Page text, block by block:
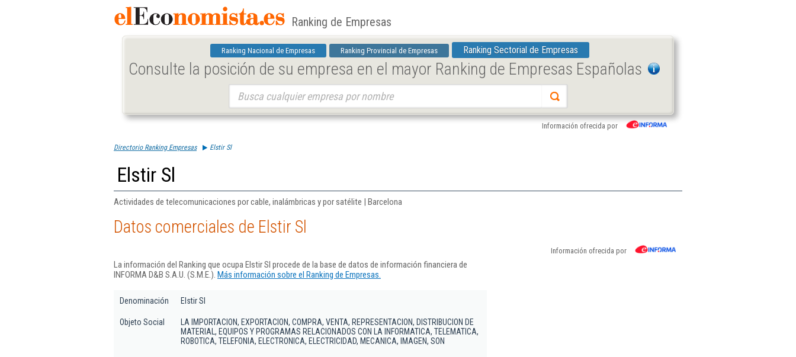
Ranking de Empresas
Ranking Nacional de Empresas Ranking Provincial de Empresas Ranking Sectorial de Empresas
Consulte la posición de su empresa en el mayor Ranking de Empresas Españolas
Información ofrecida por
Directorio Ranking Empresas Elstir Sl
Elstir Sl
Actividades de telecomunicaciones por cable, inalámbricas y por satélite | Barcelona
Datos comerciales de Elstir Sl
Información ofrecida por
La información del Ranking que ocupa Elstir Sl procede de la base de datos de información financiera de
INFORMA D&B S.A.U. (S.M.E.). Más información sobre el Ranking de Empresas.
Denominación Elstir Sl
Objeto Social
LA IMPORTACION, EXPORTACION, COMPRA, VENTA, REPRESENTACION, DISTRIBUCION DE
MATERIAL, EQUIPOS Y PROGRAMAS RELACIONADOS CON LA INFORMATICA, TELEMATICA,
ROBOTICA, TELEFONIA, ELECTRONICA, ELECTRICIDAD, MECANICA, IMAGEN, SON